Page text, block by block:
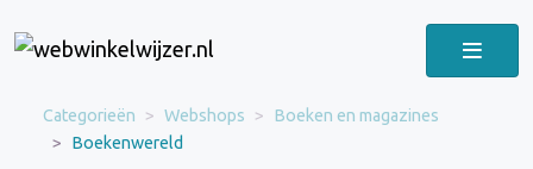
Categorieën Webshops
Boeken en magazines
Boekenwereld